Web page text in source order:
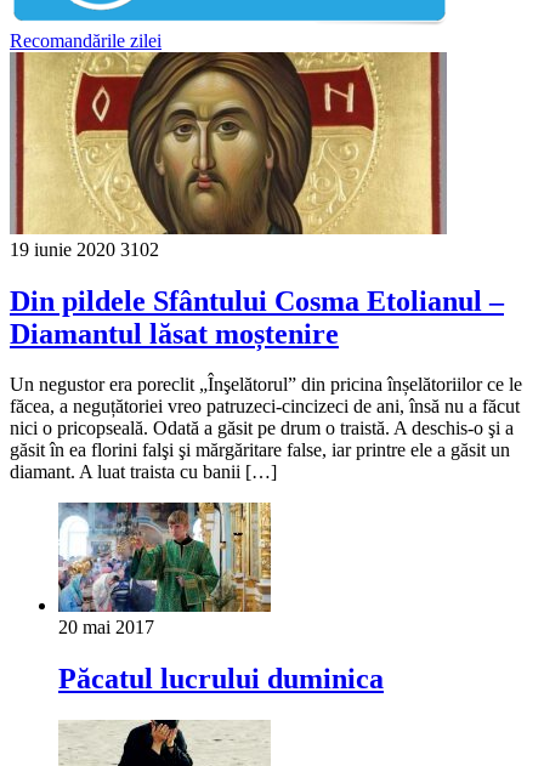
Recomandările zilei
19 iunie 2020 3102
Din pildele Sfântului Cosma Etolianul –
Diamantul lăsat moștenire
Un negustor era poreclit „Înşelătorul” din pricina înșelătoriilor ce le
făcea, a neguțătoriei vreo patruzeci-cincizeci de ani, însă nu a făcut
nici o pricopseală. Odată a găsit pe drum o traistă. A deschis-o şi a
găsit în ea florini falşi şi mărgăritare false, iar printre ele a găsit un
diamant. A luat traista cu banii […]
20 mai 2017
Păcatul lucrului duminica